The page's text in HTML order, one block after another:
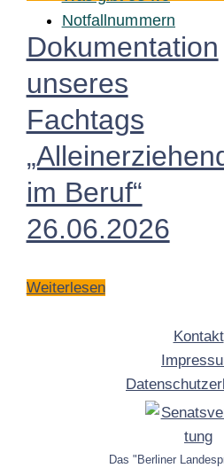
Notfallnummern
Dokumentation
unseres
Fachtags
im Beruf“
26.06.2026
Weiterlesen
Kontakt
Das "Berliner